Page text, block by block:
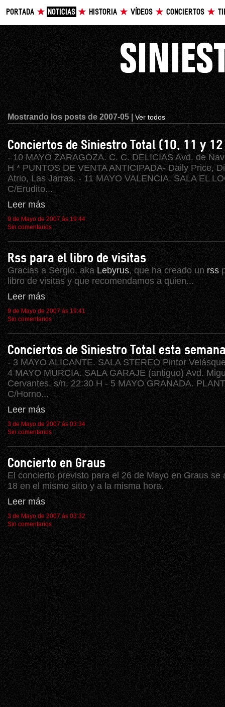
PORTADA NOTICIAS HISTORIA VÍDEOS CONCIERTOS
Mostrando los posts de 2007-05 |Ver todos
Conciertos de Siniestro Total (10, 11 y 12
- 10 MAYO ZARAGOZA. C. C. DELICIAS Avd. de
H * PUNTOS DE VENTA ANTICIPADA- Daily Price,
Atrio, Las Jarras. - 11 MAYO VALENCIA. SALA EL
C/Erudito...
Leer más
9 de Mayo de 2007 ás 19:44
Sin comentarios
Rss para el libro de visitas
Gracias a Sergio, akaLebyrus, que ha creado unrss
libro de visitas y que recomendamos a quien...
Leer más
9 de Mayo de 2007 ás 19:41
Sin comentarios
Conciertos de Siniestro Total esta
- 3 MAYO ALICANTE. SALA STEREO Pintor
4 MAYO MURCIA. SALA GARAJE (antiguo) Avd.
Cervantes, s/n. 22:30 H - 5 MAYO GRANADA.
C/Horno...
Leer más
3 de Mayo de 2007 ás 03:34
Sin comentarios
Concierto en Graus
El concierto previsto para el 26 de Mayo en Graus se
18 en el mismo sitio y a la misma hora.
Leer más
3 de Mayo de 2007 ás 03:32
Sin comentarios